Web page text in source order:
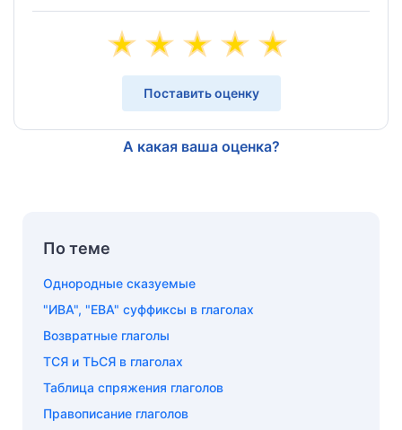
Поставить оценку
А какая ваша оценка?
По теме
Однородные сказуемые
"ИВА", "ЕВА" суффиксы в глаголах
Возвратные глаголы
ТСЯ и ТЬСЯ в глаголах
Таблица спряжения глаголов
Правописание глаголов